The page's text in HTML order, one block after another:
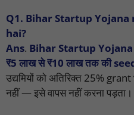
Q1. Bihar Startup
hai?
Ans. Bihar Startup Yojana
₹5 लाख से ₹10 लाख तक की
उद्यमियों को अतिरिक्त 25%
नहीं — इसे वापस नहीं करना पड़ता।